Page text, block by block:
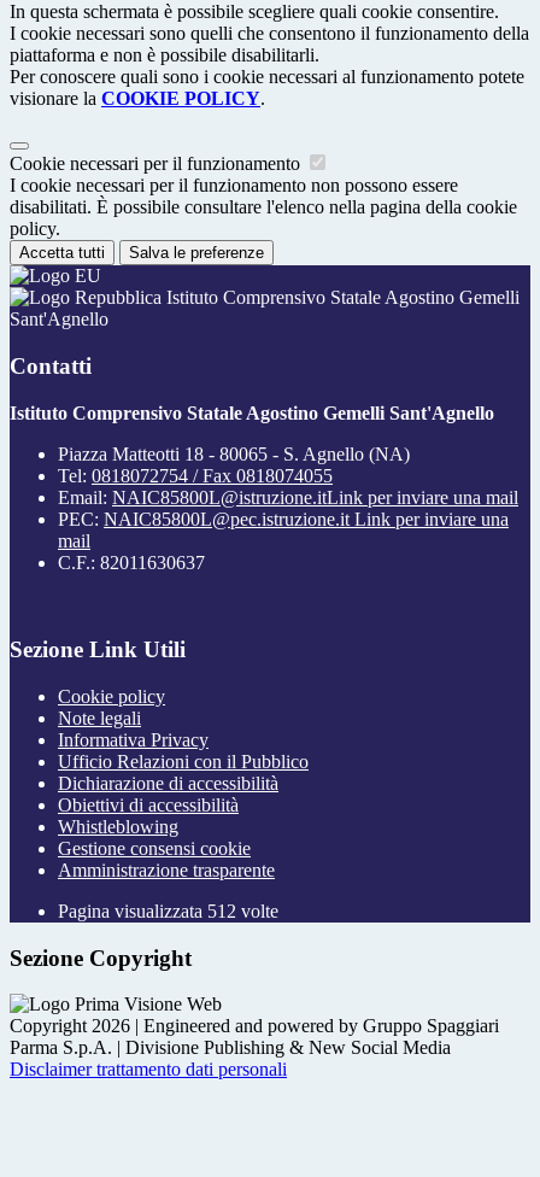
In questa schermata è possibile scegliere quali cookie consentire.
I cookie necessari sono quelli che consentono il funzionamento della
piattaforma e non è possibile disabilitarli.
Per conoscere quali sono i cookie necessari al funzionamento potete
visionare la COOKIE POLICY.
Cookie necessari per il funzionamento
I cookie necessari per il funzionamento non possono essere
disabilitati. È possibile consultare l'elenco nella pagina della cookie
policy.
Accetta tutti Salva le preferenze
Istituto Comprensivo Statale Agostino Gemelli
Sant'Agnello
Contatti
Istituto Comprensivo Statale Agostino Gemelli Sant'Agnello
Piazza Matteotti 18 - 80065 - S. Agnello (NA)
Tel: 0818072754 / Fax 0818074055
Email: NAIC85800L@istruzione.itLink per inviare una mail
PEC: NAIC85800L@pec.istruzione.it Link per inviare una
mail
C.F.: 82011630637
Sezione Link Utili
Cookie policy
Note legali
Informativa Privacy
Ufficio Relazioni con il Pubblico
Dichiarazione di accessibilità
Obiettivi di accessibilità
Whistleblowing
Gestione consensi cookie
Amministrazione trasparente
Pagina visualizzata 512 volte
Sezione Copyright
Copyright 2026 | Engineered and powered by Gruppo Spaggiari
Parma S.p.A. | Divisione Publishing & New Social Media
Disclaimer trattamento dati personali